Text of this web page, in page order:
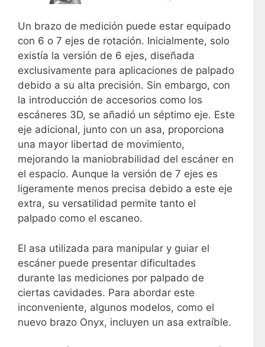
Un brazo de medición puede estar equipado
con 6 o 7 ejes de rotación. Inicialmente, solo
existía la versión de 6 ejes, diseñada
exclusivamente para aplicaciones de palpado
debido a su alta precisión. Sin embargo, con
la introducción de accesorios como los
escáneres 3D, se añadió un séptimo eje. Este
eje adicional, junto con un asa, proporciona
una mayor libertad de movimiento,
mejorando la maniobrabilidad del escáner en
el espacio. Aunque la versión de 7 ejes es
ligeramente menos precisa debido a este eje
extra, su versatilidad permite tanto el
palpado como el escaneo.
El asa utilizada para manipular y guiar el
escáner puede presentar dificultades
durante las mediciones por palpado de
ciertas cavidades. Para abordar este
inconveniente, algunos modelos, como el
nuevo brazo Onyx, incluyen un asa extraíble.